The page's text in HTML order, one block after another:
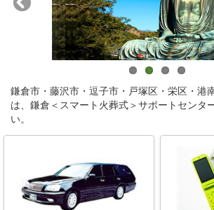
鎌倉市・藤沢市・逗子市・戸塚区・栄区・港
は、鎌倉＜スマート火葬式＞サポートセンタ
い。